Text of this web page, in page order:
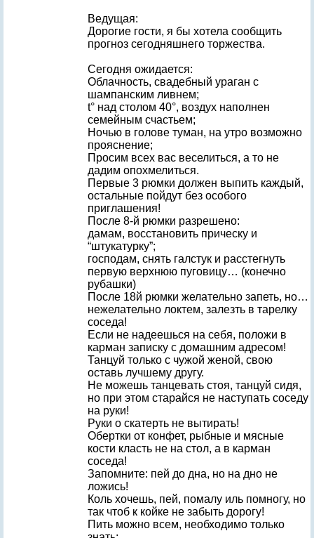
Ведущая:
Дорогие гости, я бы хотела сообщить
прогноз сегодняшнего торжества.
Сегодня ожидается:
Облачность, свадебный ураган с
шампанским ливнем;
t° над столом 40°, воздух наполнен
семейным счастьем;
Ночью в голове туман, на утро возможно
прояснение;
Просим всех вас веселиться, а то не
дадим опохмелиться.
Первые 3 рюмки должен выпить каждый,
остальные пойдут без особого
приглашения!
После 8-й рюмки разрешено:
дамам, восстановить прическу и
“штукатурку”;
господам, снять галстук и расстегнуть
первую верхнюю пуговицу… (конечно
рубашки)
После 18й рюмки желательно запеть, но…
нежелательно локтем, залезть в тарелку
соседа!
Если не надеешься на себя, положи в
карман записку с домашним адресом!
Танцуй только с чужой женой, свою
оставь лучшему другу.
Не можешь танцевать стоя, танцуй сидя,
но при этом старайся не наступать соседу
на руки!
Руки о скатерть не вытирать!
Обертки от конфет, рыбные и мясные
кости класть не на стол, а в карман
соседа!
Запомните: пей до дна, но на дно не
ложись!
Коль хочешь, пей, помалу иль помногу, но
так чтоб к койке не забыть дорогу!
Пить можно всем, необходимо только